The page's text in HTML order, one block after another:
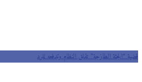
قضية “الجثة الطازجة” تقلق النظام وتدفعه للرد